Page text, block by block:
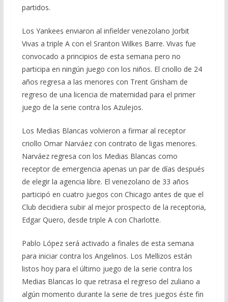
partidos.
Los Yankees enviaron al infielder venezolano Jorbit
Vivas a triple A con el Sranton Wilkes Barre. Vivas fue
convocado a principios de esta semana pero no
participa en ningún juego con los niños. El criollo de 24
años regresa a las menores con Trent Grisham de
regreso de una licencia de maternidad para el primer
juego de la serie contra los Azulejos.
Los Medias Blancas volvieron a firmar al receptor
criollo Omar Narváez con contrato de ligas menores.
Narváez regresa con los Medias Blancas como
receptor de emergencia apenas un par de días después
de elegir la agencia libre. El venezolano de 33 años
participó en cuatro juegos con Chicago antes de que el
Club decidiera subir al mejor prospecto de la receptoria,
Edgar Quero, desde triple A con Charlotte.
Pablo López será activado a finales de esta semana
para iniciar contra los Angelinos. Los Mellizos están
listos hoy para el último juego de la serie contra los
Medias Blancas lo que retrasa el regreso del zuliano a
algún momento durante la serie de tres juegos éste fin